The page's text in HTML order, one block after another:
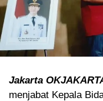
Jakarta
menjabat Kepala